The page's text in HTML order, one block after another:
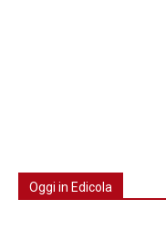
Oggi in Edicola